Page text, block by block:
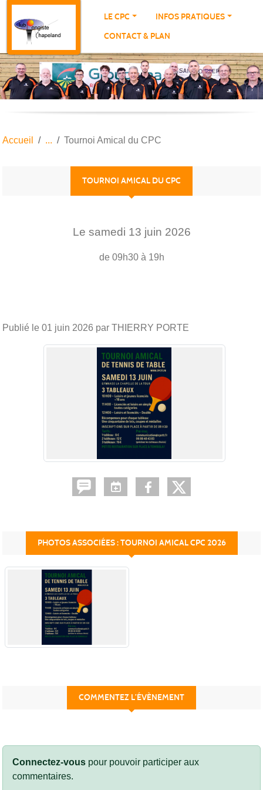
LE CPC
INFOS PRATIQUES
CONTACT & PLAN
Accueil Tournoi Amical du CPC
TOURNOI AMICAL DU CPC
Le samedi 13 juin 2026
de 09h30 à 19h
Publié le 01 juin 2026 par THIERRY PORTE
PHOTOS ASSOCIÉES : TOURNOI AMICAL CPC 2026
COMMENTEZ L’ÉVÈNEMENT
Connectez-vous pour pouvoir participer aux
commentaires.
Panneau de gestion des cookies